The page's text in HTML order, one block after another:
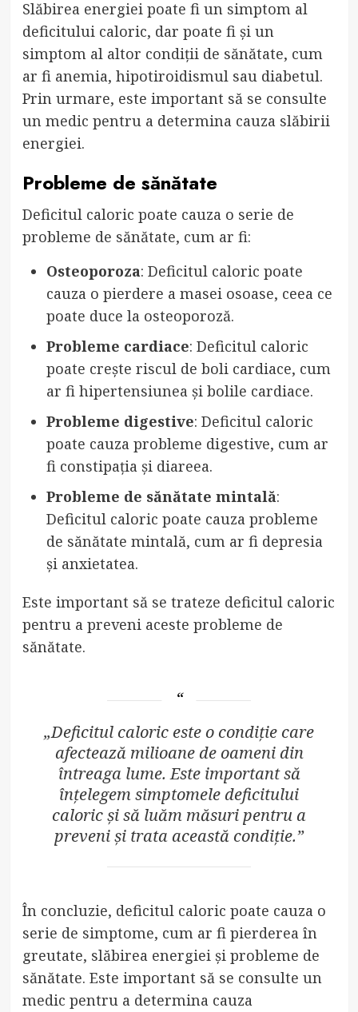
Slăbirea energiei poate fi un simptom al
deficitului caloric, dar poate fi și un
simptom al altor condiții de sănătate, cum
ar fi anemia, hipotiroidismul sau diabetul.
Prin urmare, este important să se consulte
un medic pentru a determina cauza slăbirii
energiei.
Probleme de sănătate
Deficitul caloric poate cauza o serie de
probleme de sănătate, cum ar fi:
Osteoporoza: Deficitul caloric poate
cauza o pierdere a masei osoase, ceea ce
poate duce la osteoporoză.
Probleme cardiace: Deficitul caloric
poate crește riscul de boli cardiace, cum
ar fi hipertensiunea și bolile cardiace.
Probleme digestive: Deficitul caloric
poate cauza probleme digestive, cum ar
fi constipația și diareea.
Probleme de sănătate mintală:
Deficitul caloric poate cauza probleme
de sănătate mintală, cum ar fi depresia
și anxietatea.
Este important să se trateze deficitul caloric
pentru a preveni aceste probleme de
sănătate.
„Deficitul caloric este o condiție care
afectează milioane de oameni din
întreaga lume. Este important să
înțelegem simptomele deficitului
caloric și să luăm măsuri pentru a
preveni și trata această condiție.”
În concluzie, deficitul caloric poate cauza o
serie de simptome, cum ar fi pierderea în
greutate, slăbirea energiei și probleme de
sănătate. Este important să se consulte un
medic pentru a determina cauza